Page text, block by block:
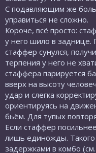
С подавляющим же
управиться не сложно.
Короче, всё просто:
у него шило в заднице.
стаффер сунулся,
терпения у него не
стаффера парируется
вверх на высоту
удар и слегка
ориентируясь на
бьём. Для тупых
Если стаффер
лишь единожды.
задержками в комбо